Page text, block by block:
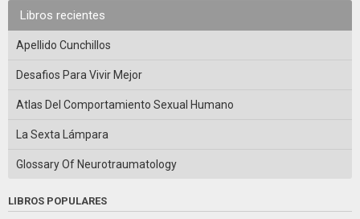
Libros recientes
Apellido Cunchillos
Desafios Para Vivir Mejor
Atlas Del Comportamiento Sexual Humano
La Sexta Lámpara
Glossary Of Neurotraumatology
LIBROS POPULARES